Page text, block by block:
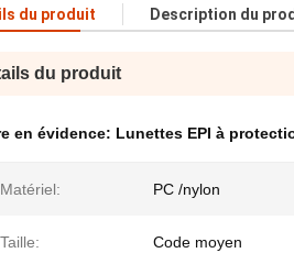
du produit Description du
du produit
en évidence: Lunettes EPI à
Matériel: PC /nylon
Taille: Code moyen